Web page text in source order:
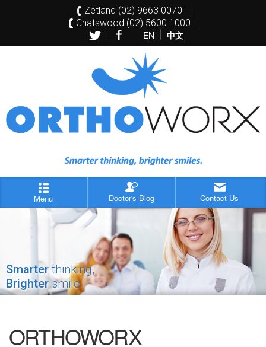
Zetland (02) 9663 0070
Chatswood (02) 5600 1000
EN 中文
Menu Doctor's Blog Contact Us
Smarterthinking,
Brightersmile
ORTHOWORX